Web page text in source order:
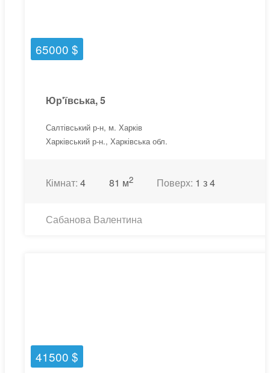
65000 $
Юр'ївська, 5
Салтівський р-н, м. Харків
Харківський р-н., Харківська обл.
Кімнат: 4 81 м2 Поверх: 1 з 4
Сабанова Валентина
41500 $